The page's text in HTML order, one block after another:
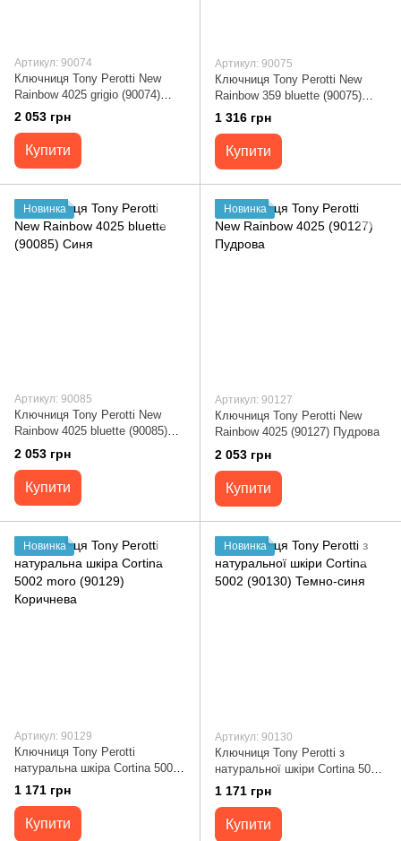
Артикул: 90074
Ключниця Tony Perotti New
Rainbow 4025 grigio (90074)
Сіра
2 053 грн
Купити
Артикул: 90075
Ключниця Tony Perotti New
Rainbow 359 bluette (90075)
Синя
1 316 грн
Купити
Новинка
Артикул: 90085
Ключниця Tony Perotti New
Rainbow 4025 bluette (90085)
Синя
2 053 грн
Купити
Новинка
Артикул: 90127
Ключниця Tony Perotti New
Rainbow 4025 (90127) Пудрова
2 053 грн
Купити
Новинка
Артикул: 90129
Ключниця Tony Perotti
натуральна шкіра Cortina 5002
moro (90129) Коричнева
1 171 грн
Купити
Новинка
Артикул: 90130
Ключниця Tony Perotti з
натуральної шкіри Cortina 5002
(90130) Темно-синя
1 171 грн
Купити